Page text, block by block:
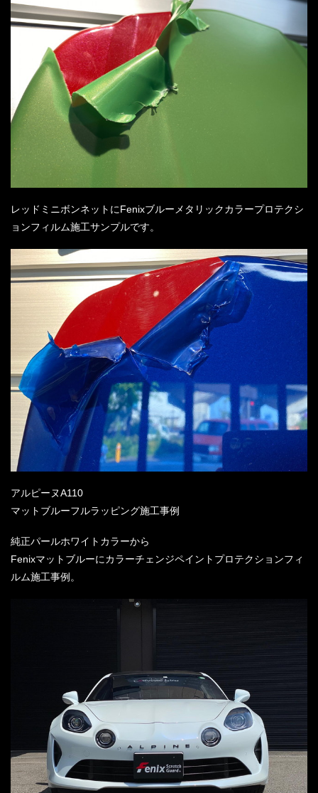
レッドミニボンネットにFenixブルーメタリックカラープロテクシ
ョンフィルム施工サンプルです。
アルピーヌA110
マットブルーフルラッピング施工事例
純正パールホワイトカラーから
Fenixマットブルーにカラーチェンジペイントプロテクションフィ
ルム施工事例。